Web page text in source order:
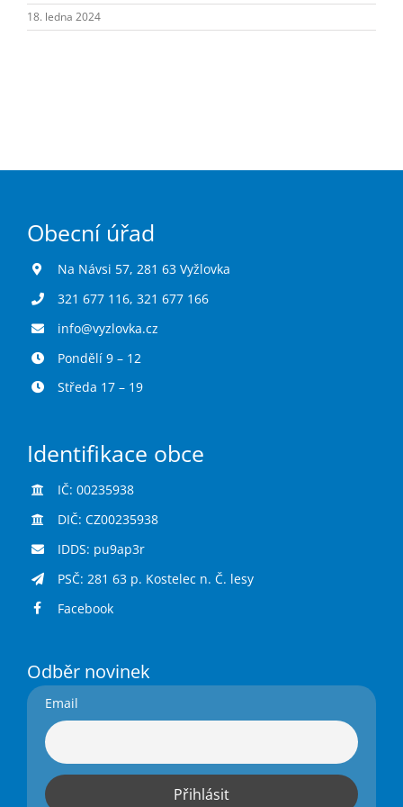
Turistika
18. ledna 2024
Obecní úřad
Na Návsi 57, 281 63 Vyžlovka
321 677 116, 321 677 166
info@vyzlovka.cz
Pondělí 9 – 12
Středa 17 – 19
Identifikace obce
IČ: 00235938
DIČ: CZ00235938
IDDS: pu9ap3r
PSČ: 281 63 p. Kostelec n. Č. lesy
Facebook
Odběr novinek
Email